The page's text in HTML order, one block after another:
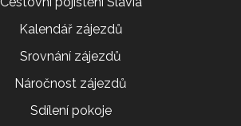
Kalendář zájezdů
Srovnání zájezdů
Náročnost zájezdů
Sdílení pokoje